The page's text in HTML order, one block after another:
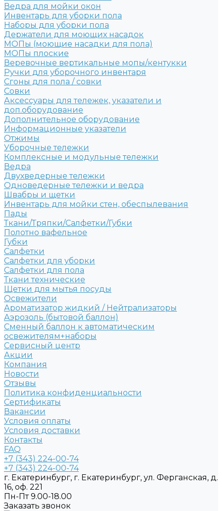
Ведра для мойки окон
Инвентарь для уборки пола
Наборы для уборки пола
Держатели для моющих насадок
МОПы (моющие насадки для пола)
МОПы плоские
Веревочные вертикальные мопы/кентукки
Ручки для уборочного инвентаря
Сгоны для пола / совки
Совки
Аксессуары для тележек, указатели и
доп.оборудование
Дополнительное оборудование
Информационные указатели
Отжимы
Уборочные тележки
Комплексные и модульные тележки
Ведра
Двухведерные тележки
Одноведерные тележки и ведра
Швабры и щетки
Инвентарь для мойки стен, обеспылевания
Пады
Ткани/Тряпки/Салфетки/Губки
Полотно вафельное
Губки
Салфетки
Салфетки для уборки
Салфетки для пола
Ткани технические
Щетки для мытья посуды
Освежители
Ароматизатор жидкий / Нейтрализаторы
Аэрозоль (бытовой баллон)
Сменный баллон к автоматическим
освежителям+наборы
Сервисный центр
Акции
Компания
Новости
Отзывы
Политика конфиденциальности
Сертификаты
Вакансии
Условия оплаты
Условия доставки
Контакты
FAQ
+7 (343) 224-00-74
+7 (343) 224-00-74
г. Екатеринбург, г. Екатеринбург, ул. Ферганская, д.
16, оф. 221
Пн-Пт 9.00-18.00
Заказать звонок